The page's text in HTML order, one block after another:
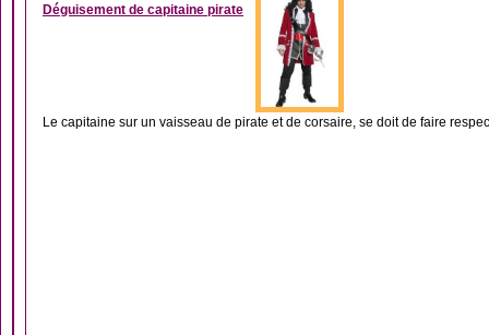
Déguisement de capitaine pirate
Le capitaine sur un vaisseau de pirate et de corsaire, se doit de faire